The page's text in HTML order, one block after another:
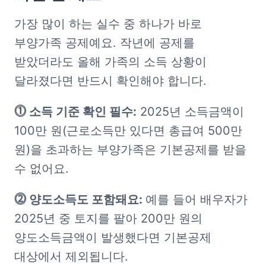
가장 많이 하는 실수 중 하나가 바로
부양가족 공제예요. 작년에 공제를
받았더라도 올해 가족의 소득 상황이
달라졌다면 반드시 확인해야 합니다.
⓵ 소득 기준 확인 필수: 2025년 소득금액이
100만 원(근로소득만 있다면 총급여 500만
원)을 초과하는 부양가족은 기본공제를 받을
수 없어요.
⓶ 양도소득도 포함돼요: 예를 들어 배우자가
2025년 중 토지를 팔아 200만 원의
양도소득금액이 발생했다면 기본공제
대상에서 제외됩니다.